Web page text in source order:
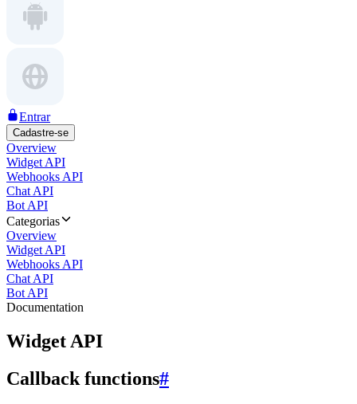
Entrar
Cadastre-se
Overview
Widget API
Webhooks API
Chat API
Bot API
Categorias
Overview
Widget API
Webhooks API
Chat API
Bot API
Documentation
Widget API
Callback functions#